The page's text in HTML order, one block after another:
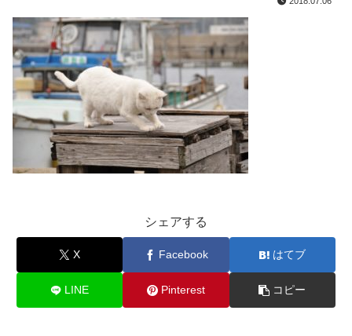
シェアする
X Facebook はてブ
LINE Pinterest コピー